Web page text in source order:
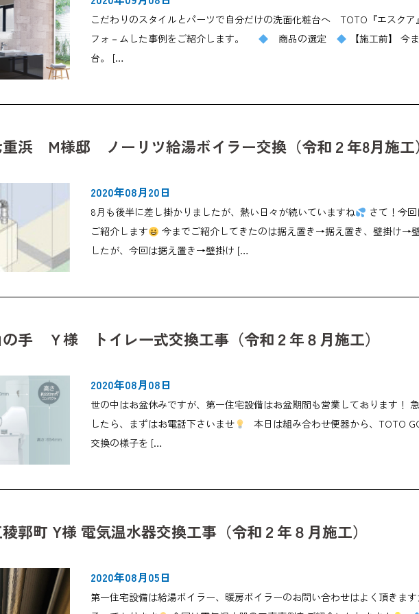
こだわりのスタイルとパーツで自分だけの洗面化粧台へ TOTO『エスクア
フォ－ムした事例をご紹介します。
商品の選定
【施工前】 今
台。 […
浜 M様邸 ノーリツ給湯ボイラー交換（令和２年8月施工）
2020年08月20日
8月も後半に差し掛かりましたが、熱い日々が続いていますね
さて！今
ご紹介します
今までご紹介してきたのは据え置き→据え置き、壁掛け→
したが、今回は据え置き→壁掛け […
手 Ｙ様 トイレ一式交換工事（令和２年８月施工）
2020年08月08日
世の中はお盆休みですが、第一住宅設備はお盆期間も営業しております！
したら、まずはお電話下さいませ
本日は組み合わせ便器から、TOTO
交換の様子を […
郭町 Y様 電気温水器交換工事（令和２年８月施工）
2020年08月05日
第一住宅設備は給湯ボイラー、暖房ボイラーのお問い合わせはよく頂きま